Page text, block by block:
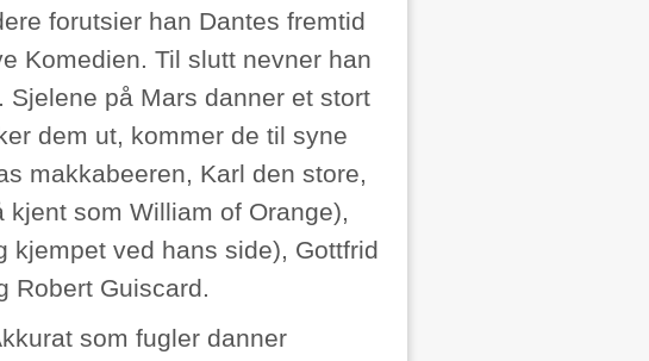
forutsier han Dantes fremtid
Komedien. Til slutt nevner han
på Mars danner et stort
dem ut, kommer de til syne
makkabeeren, Karl den store,
som William of Orange),
kjempet ved hans side), Gottfrid
Robert Guiscard.
som fugler danner